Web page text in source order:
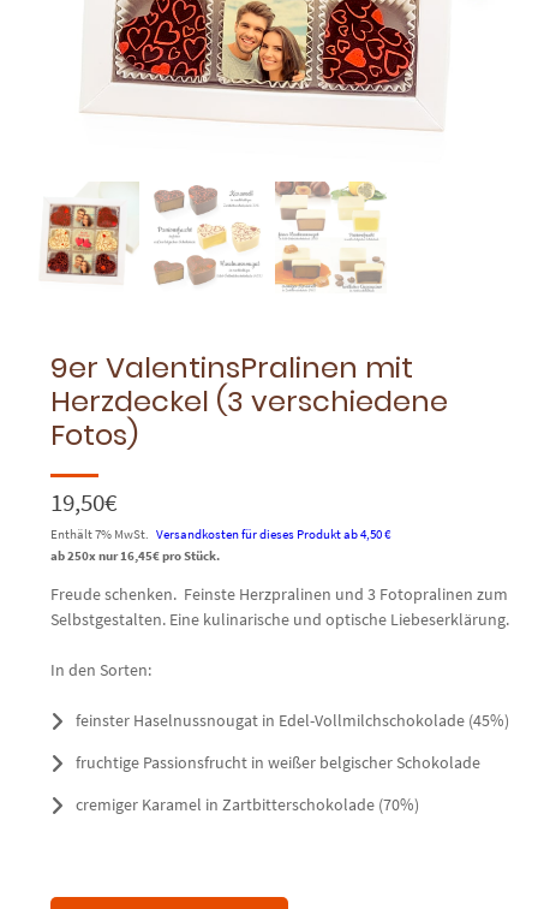
9er ValentinsPralinen mit
Herzdeckel (3 verschiedene
Fotos)
19,50€
Enthält 7% MwSt. Versandkosten für dieses Produkt ab 4,50 €
ab 250x nur16,45€pro Stück.
Freude schenken. Feinste Herzpralinen und 3 Fotopralinen zum
Selbstgestalten. Eine kulinarische und optische Liebeserklärung.
In den Sorten:
feinster Haselnussnougat in Edel-Vollmilchschokolade (45%)
fruchtige Passionsfrucht in weißer belgischer Schokolade
cremiger Karamel in Zartbitterschokolade (70%)